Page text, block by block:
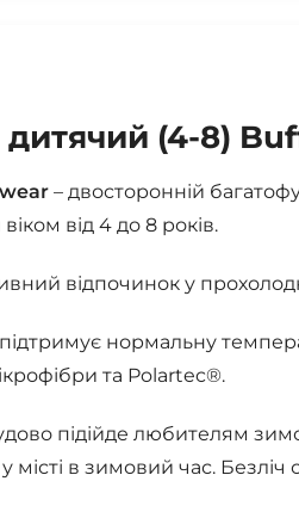
(4-8)
– двосторонній
від 4 до 8 років.
відпочинок у
нормальну
та Polartec®.
підійде любителям
місті в зимовий час. Безліч